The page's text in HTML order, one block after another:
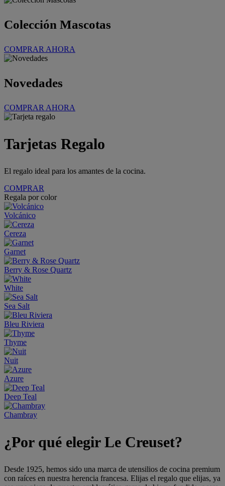
Colección Mascotas
COMPRAR AHORA
Novedades
COMPRAR AHORA
Tarjetas Regalo
El regalo ideal para los amantes de la cocina.
COMPRAR
Regala por color
Volcánico
Cereza
Garnet
Berry & Rose Quartz
White
Sea Salt
Bleu Riviera
Thyme
Nuit
Azure
Deep Teal
Chambray
¿Por qué elegir Le Creuset?
Desde 1925, hemos sido una marca de utensilios de cocina premium
con raíces en nuestra herencia francesa. Elijas el regalo que elijas, ya